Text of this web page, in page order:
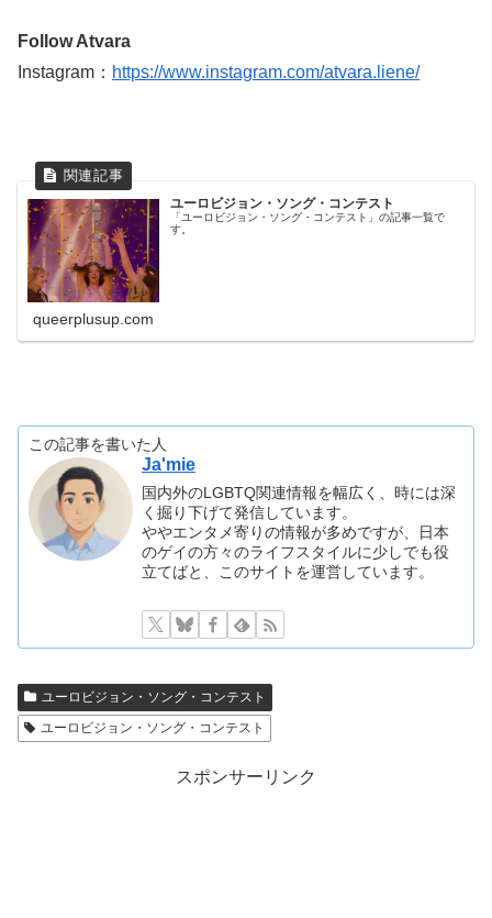
Follow Atvara
Instagram： https://www.instagram.com/atvara.liene/
ユーロビジョン・ソング・コンテスト
「ユーロビジョン・ソング・コンテスト」の記事一覧で
す。
queerplusup.com
この記事を書いた人
Ja'mie
国内外のLGBTQ関連情報を幅広く、時には深
く掘り下げて発信しています。
ややエンタメ寄りの情報が多めですが、日本
のゲイの方々のライフスタイルに少しでも役
立てばと、このサイトを運営しています。
ユーロビジョン・ソング・コンテスト
ユーロビジョン・ソング・コンテスト
スポンサーリンク